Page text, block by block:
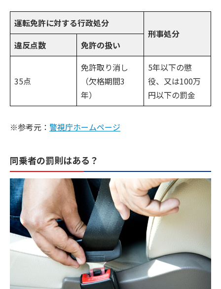
運転免許に対する行政処分
刑事処分
違反点数
免許の扱い
35点
免許取り消し
（欠格期間3
年）
5年以下の懲
役、又は100万
円以下の罰金
※参考元： 警視庁ホームページ
同乗者の罰則はある？